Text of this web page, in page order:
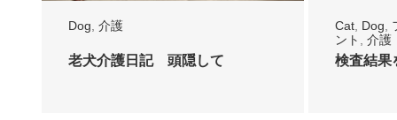
Dog, 介護
老犬介護日記 頭隠して
Cat, Dog,
ント , 介護
検査結果